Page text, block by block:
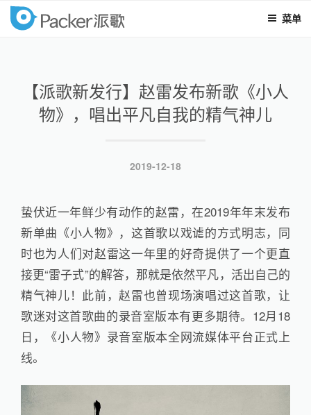
菜单
packer
【派歌新发行】赵雷发布新歌《小人
物》，唱出平凡自我的精气神儿
发
2019-12-18
蛰伏近一年鲜少有动作的赵雷，在2019年年末发布
新单曲《小人物》，这首歌以戏谑的方式明志，同
时也为人们对赵雷这一年里的好奇提供了一个更直
接更“雷子式”的解答，那就是依然平凡，活出自己的
精气神儿！此前，赵雷也曾现场演唱过这首歌，让
歌迷对这首歌曲的录音室版本有更多期待。12月18
日，《小人物》录音室版本全网流媒体平台正式上
线。